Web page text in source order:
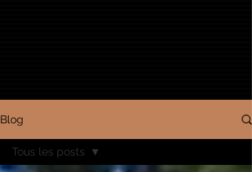
Blog
Tous les posts